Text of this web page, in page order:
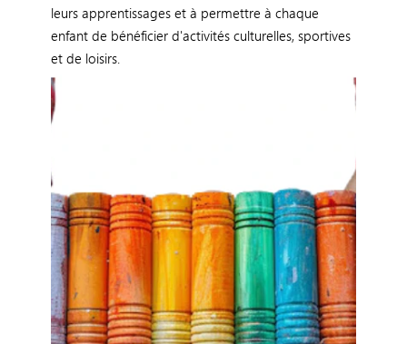
leurs apprentissages et à permettre à chaque
enfant de bénéficier d'activités culturelles, sportives
et de loisirs.